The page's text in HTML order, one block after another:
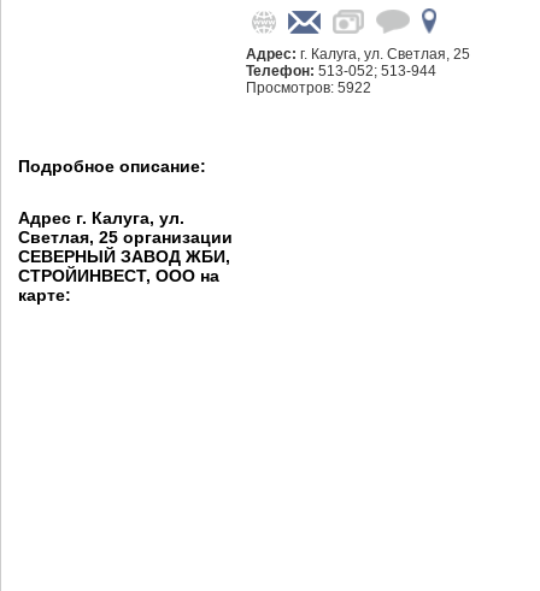
Адрес: г. Калуга, ул. Светлая, 25
Телефон: 513-052; 513-944
Просмотров: 5922
Подробное описание:
Адрес г. Калуга, ул.
Светлая, 25 организации
СЕВЕРНЫЙ ЗАВОД ЖБИ,
СТРОЙИНВЕСТ, ООО на
карте: